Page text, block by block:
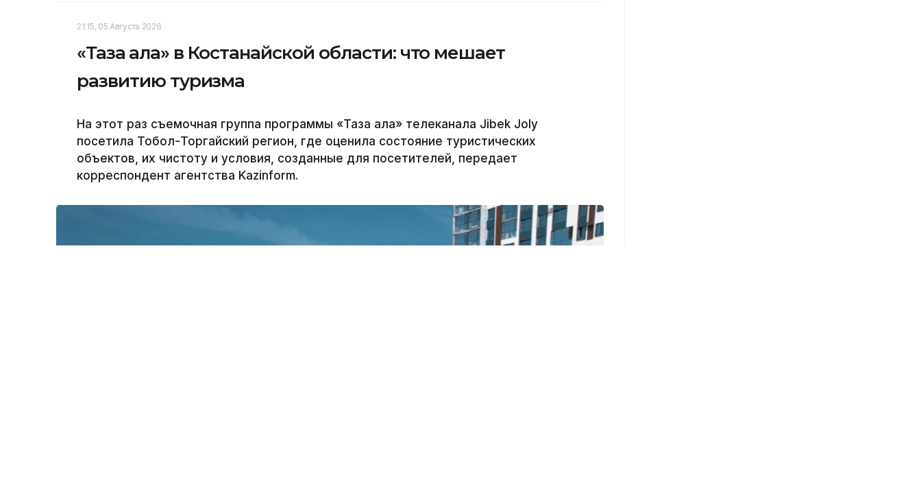
21:15, 05 Августа 2026
«Таза қала» в Костанайской области: что мешает
развитию туризма
На этот раз съемочная группа программы «Таза қала» телеканала Jibek Joly
посетила Тобол-Торгайский регион, где оценила состояние туристических
объектов, их чистоту и условия, созданные для посетителей, передает
корреспондент агентства Kazinform.